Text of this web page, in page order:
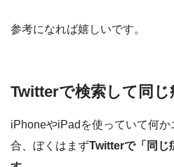
参考になれば嬉しいです。
Twitterで検索して同
iPhoneやiPadを使っていて何
合、ぼくはまずTwitterで「同じ